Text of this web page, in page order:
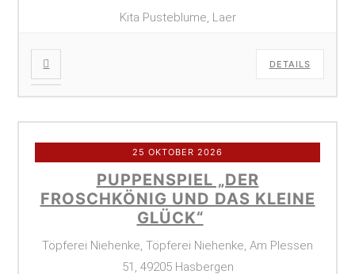
Kita Pusteblume, Laer
DETAILS
25 OKTOBER 2026
PUPPENSPIEL „DER
FROSCHKÖNIG UND DAS KLEINE
GLÜCK“
Töpferei Niehenke, Töpferei Niehenke, Am Plessen
51, 49205 Hasbergen